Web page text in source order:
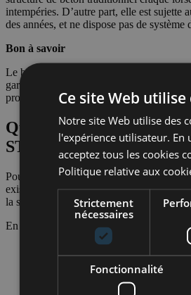
intempéries. D’autre part, elle est sujette
des années, et ne dispose pas de système
Bon à savoir
Le bloc STEPOC n’est soumis à aucune
garantie. Conséquence, il est fragile et
protection anti-racine.
Quelle alternative à la
STEPOC ?
Pour vous offrir un espace de baignade
existe une alternative séduisante face à
la structure monobloc Aquafeat.
En effet, la structure monobloc se
sa parfaite résistance;
son excellente capacité d’isolation;
l’absence de rouille et de fissure au
Ce site Web
Notre site Web utilise des
l'expérience utilisateur. En
acceptez tous les cookies
Politique relative aux
Strictement
nécessaires
Fonctionnalité